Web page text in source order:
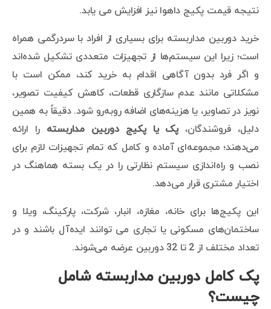
نتیجه قیمت پکیج داهوا نیز افزایش می یابد.
خرید دوربین مداربسته برای بسیاری از افراد با سردرگمی همراه
است؛ زیرا این سیستم‌ها از تجهیزات متعددی تشکیل شده‌اند
و اگر فرد بدون آگاهی اقدام به خرید کند، ممکن است با
مشکلاتی مانند عدم سازگاری قطعات، کاهش کیفیت تصویر،
نویز در تصاویر، یا هزینه‌های اضافه روبه‌رو شود. دقیقاً به همین
دلیل، فروشندگان،پک یا پکیج دوربین مداربسته را ارائه
می‌دهند؛ مجموعه‌ای آماده و کامل که تمام تجهیزات لازم برای
نصب و راه‌اندازی سیستم نظارتی را در یک بسته هماهنگ در
اختیار مشتری قرار می‌دهد.
این پکیج‌ها برای خانه، مغازه، انبار، شرکت، پارکینگ، ویلا و
ساختمان‌های مسکونی یا تجاری می توانند ایده‌آل باشند و در
تعداد مختلف از 2 تا 32 دوربین عرضه می‌شوند.
پک کامل دوربین مداربسته شامل
چیست؟